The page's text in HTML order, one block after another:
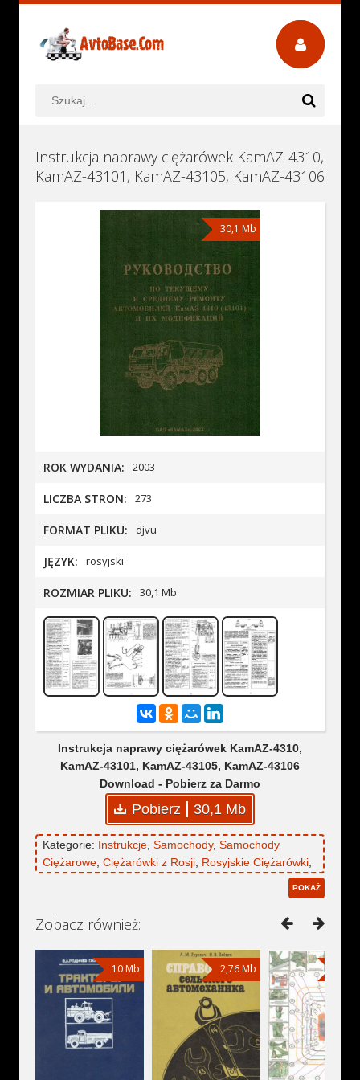
Instrukcja naprawy ciężarówek KamAZ-4310,
KamAZ-43101, KamAZ-43105, KamAZ-43106
30,1 Mb
ROK WYDANIA: 2003
LICZBA STRON: 273
FORMAT PLIKU: djvu
JĘZYK: rosyjski
ROZMIAR PLIKU: 30,1 Mb
Instrukcja naprawy ciężarówek KamAZ-4310,
KamAZ-43101, KamAZ-43105, KamAZ-43106
Download - Pobierz za Darmo
Pobierz 30,1 Mb
Kategorie: Instrukcje, Samochody, Samochody
Ciężarowe, Ciężarówki z Rosji, Rosyjskie Ciężarówki,
43105
KamAZ-43106
POKAŻ
Zobacz również:
10 Mb 2,76 Mb